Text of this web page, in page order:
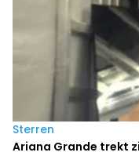
Sterren
Ariana Grande trekt